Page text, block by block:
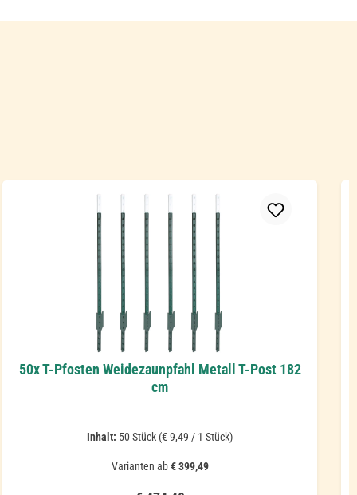
50x T-Pfosten Weidezaunpfahl Metall T-Post 182
cm
Inhalt: 50 Stück (€ 9,49 / 1 Stück)
Varianten ab€ 399,49